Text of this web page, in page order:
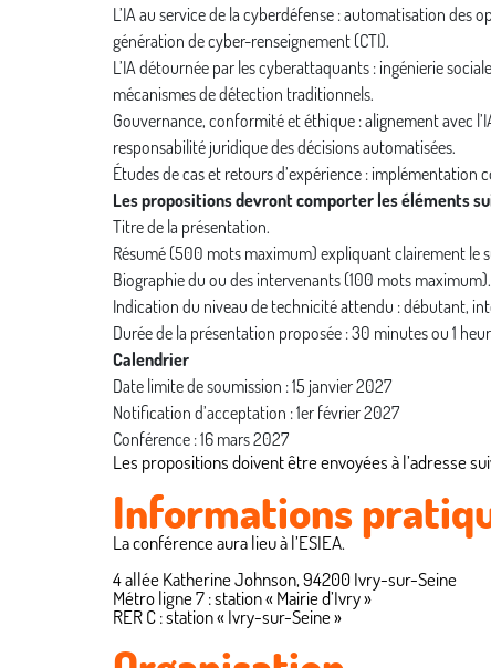
L’IA au service de la cyberdéfense : automatisation des
génération de cyber-renseignement (CTI).
L’IA détournée par les cyberattaquants : ingénierie
mécanismes de détection traditionnels.
Gouvernance, conformité et éthique : alignement avec
responsabilité juridique des décisions automatisées.
Études de cas et retours d’expérience : implémentation
Les propositions devront comporter les éléments
Titre de la présentation.
Résumé (500 mots maximum) expliquant clairement le
Biographie du ou des intervenants (100 mots maximum).
Indication du niveau de technicité attendu : débutant,
Durée de la présentation proposée : 30 minutes ou 1
Calendrier
Date limite de soumission : 15 janvier 2027
Notification d’acceptation : 1er février 2027
Conférence :16 mars 2027
Les propositions doivent être envoyées à l’adresse
Informations
La conférence aura lieu à l’ESIEA.
4 allée Katherine Johnson, 94200 Ivry-sur-Seine
Métro ligne 7 : station « Mairie d’Ivry »
RER C : station « Ivry-sur-Seine »